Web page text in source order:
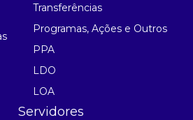
Transferências
Programas, Ações e Outros
PPA
LDO
LOA
Servidores